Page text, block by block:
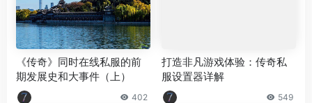
《传奇》同时在线私服的前
期发展史和大事件（上）
402
打造非凡游戏体验：传奇私
服设置器详解
549